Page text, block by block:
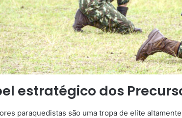
estratégico dos
paraquedistas são uma tropa de elite